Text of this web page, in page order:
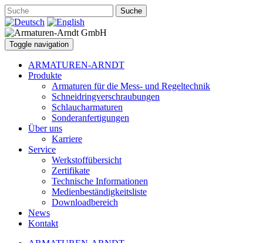
Suche
Toggle navigation
ARMATUREN-ARNDT
Produkte
Armaturen für die Mess- und Regeltechnik
Schneidringverschraubungen
Schlaucharmaturen
Sonderanfertigungen
Über uns
Karriere
Service
Werkstoffübersicht
Zertifikate
Technische Informationen
Medienbeständigkeitsliste
Downloadbereich
News
Kontakt